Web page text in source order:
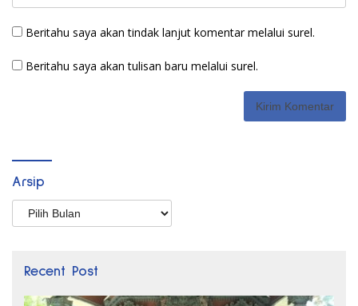
Beritahu saya akan tindak lanjut komentar melalui surel.
Beritahu saya akan tulisan baru melalui surel.
Arsip
Arsip
Recent Post